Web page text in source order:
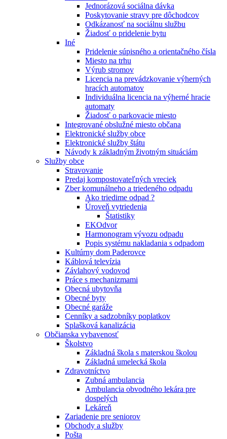
Jednorázová sociálna dávka
Poskytovanie stravy pre dôchodcov
Odkázanosť na sociálnu službu
Žiadosť o pridelenie bytu
Iné
Pridelenie súpisného a orientačného čísla
Miesto na trhu
Výrub stromov
Licencia na prevádzkovanie výherných
hracích automatov
Individuálna licencia na výherné hracie
automaty
Žiadosť o parkovacie miesto
Integrované obslužné miesto občana
Elektronické služby obce
Elektronické služby štátu
Návody k základným životným situáciám
Služby obce
Stravovanie
Predaj kompostovateľných vreciek
Zber komunálneho a triedeného odpadu
Ako triedime odpad ?
Úroveň vytriedenia
Štatistiky
EKOdvor
Harmonogram vývozu odpadu
Popis systému nakladania s odpadom
Kultúrny dom Paderovce
Káblová televízia
Závlahový vodovod
Práce s mechanizmami
Obecná ubytovňa
Obecné byty
Obecné garáže
Cenníky a sadzobníky poplatkov
Splašková kanalizácia
Občianska vybavenosť
Školstvo
Základná škola s materskou školou
Základná umelecká škola
Zdravotníctvo
Zubná ambulancia
Ambulancia obvodného lekára pre
dospelých
Lekáreň
Zariadenie pre seniorov
Obchody a služby
Pošta